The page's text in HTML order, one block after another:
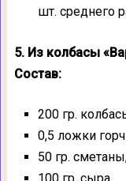
шт. среднего
5. Из колбасы
Состав:
200 гр.
0,5 ложки
50 гр.